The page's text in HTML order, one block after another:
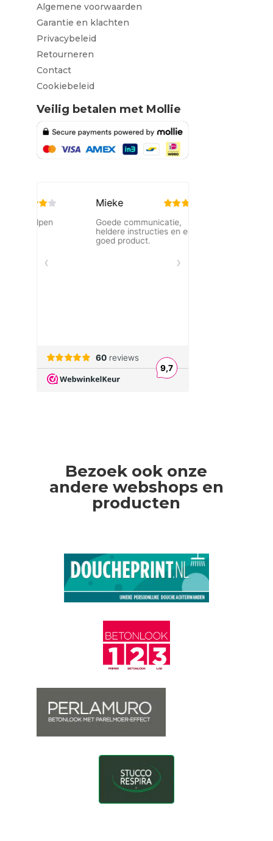
Algemene voorwaarden
Garantie en klachten
Privacybeleid
Retourneren
Contact
Cookiebeleid
Veilig betalen met Mollie
Bezoek ook onze
andere webshops en
producten